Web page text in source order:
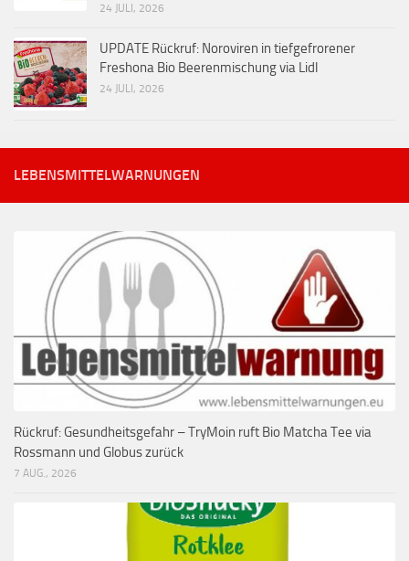
24 JULI, 2026
UPDATE Rückruf: Noroviren in tiefgefrorener
Freshona Bio Beerenmischung via Lidl
24 JULI, 2026
LEBENSMITTELWARNUNGEN
Rückruf: Gesundheitsgefahr – TryMoin ruft Bio Matcha Tee via
Rossmann und Globus zurück
7 AUG., 2026